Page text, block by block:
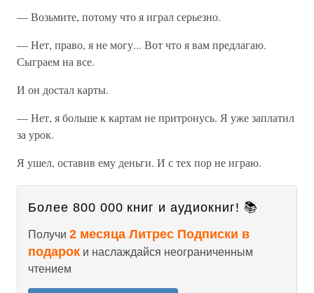
— Возьмите, потому что я играл серьезно.
— Нет, право, я не могу... Вот что я вам предлагаю.
Сыграем на все.
И он достал карты.
— Нет, я больше к картам не притронусь. Я уже заплатил
за урок.
Я ушел, оставив ему деньги. И с тех пор не играю.
Более 800 000 книг и аудиокниг! 📚
Получи 2 месяца Литрес Подписки в
подарок и наслаждайся неограниченным
чтением